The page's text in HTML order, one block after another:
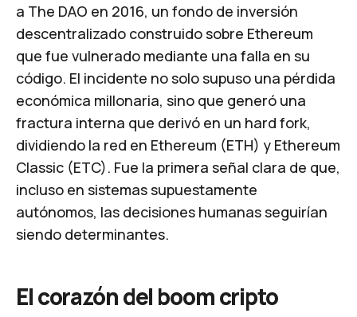
a The DAO en 2016, un fondo de inversión
descentralizado construido sobre Ethereum
que fue vulnerado mediante una falla en su
código. El incidente no solo supuso una pérdida
económica millonaria, sino que generó una
fractura interna que derivó en un hard fork,
dividiendo la red en Ethereum (ETH) y Ethereum
Classic (ETC). Fue la primera señal clara de que,
incluso en sistemas supuestamente
autónomos, las decisiones humanas seguirían
siendo determinantes.
El corazón del boom cripto